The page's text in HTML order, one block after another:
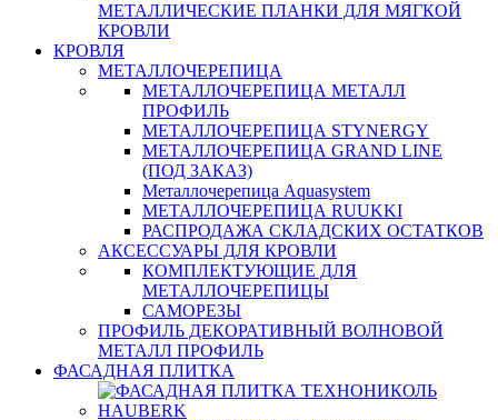
МЕТАЛЛИЧЕСКИЕ ПЛАНКИ ДЛЯ МЯГКОЙ
КРОВЛИ
КРОВЛЯ
МЕТАЛЛОЧЕРЕПИЦА
МЕТАЛЛОЧЕРЕПИЦА МЕТАЛЛ
ПРОФИЛЬ
МЕТАЛЛОЧЕРЕПИЦА STYNERGY
МЕТАЛЛОЧЕРЕПИЦА GRAND LINE
(ПОД ЗАКАЗ)
Металлочерепица Aquasystem
МЕТАЛЛОЧЕРЕПИЦА RUUKKI
РАСПРОДАЖА СКЛАДСКИХ ОСТАТКОВ
АКСЕССУАРЫ ДЛЯ КРОВЛИ
КОМПЛЕКТУЮЩИЕ ДЛЯ
МЕТАЛЛОЧЕРЕПИЦЫ
САМОРЕЗЫ
ПРОФИЛЬ ДЕКОРАТИВНЫЙ ВОЛНОВОЙ
МЕТАЛЛ ПРОФИЛЬ
ФАСАДНАЯ ПЛИТКА